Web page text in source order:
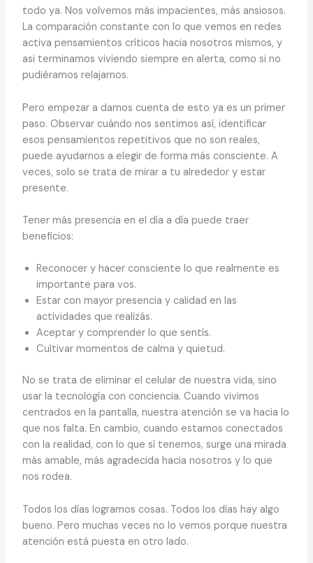
todo ya. Nos volvemos más impacientes, más ansiosos.
La comparación constante con lo que vemos en redes
activa pensamientos críticos hacia nosotros mismos, y
asi terminamos viviendo siempre en alerta, como si no
pudiéramos relajarnos.
Pero empezar a darnos cuenta de esto ya es un primer
paso. Observar cuándo nos sentimos así, identificar
esos pensamientos repetitivos que no son reales,
puede ayudarnos a elegir de forma más consciente. A
veces, solo se trata de mirar a tu alrededor y estar
presente.
Tener más presencia en el día a día puede traer
beneficios:
Reconocer y hacer consciente lo que realmente es
importante para vos.
Estar con mayor presencia y calidad en las
actividades que realizás.
Aceptar y comprender lo que sentís.
Cultivar momentos de calma y quietud.
No se trata de eliminar el celular de nuestra vida, sino
usar la tecnología con conciencia. Cuando vivimos
centrados en la pantalla, nuestra atención se va hacia lo
que nos falta. En cambio, cuando estamos conectados
con la realidad, con lo que sí tenemos, surge una mirada
más amable, más agradecida hacia nosotros y lo que
nos rodea.
Todos los días logramos cosas. Todos los días hay algo
bueno. Pero muchas veces no lo vemos porque nuestra
atención está puesta en otro lado.